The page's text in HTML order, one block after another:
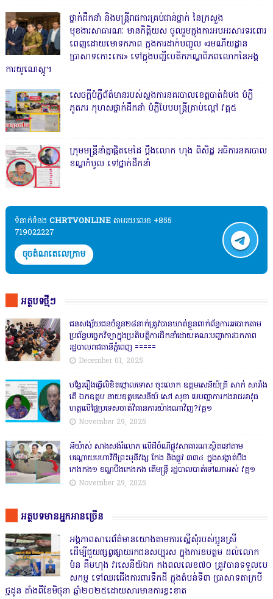
ថ្នាក់ដឹកនាំ និងមន្ត្រីរាជការគ្រប់ជាន់ថ្នាក់ នៃក្រសួង
មុខងារសាធារណៈ មានកិត្តិយស ចូលរួមក្នុងការអបអរសារទរពោរ
ពេញដោយមោទកភាព ក្នុងការដាក់បញ្ចូល «រមណីយដ្ឋាន
ប្រាសាទកោះកេរ» ទៅក្នុងបញ្ជីបេតិកភណ្ឌពិភពលោកនៃអង្គ
ការយូណេស្កូ។
សេចក្តីបំភ្លឺព័ត៌មានរបស់ស្នងការនគរបាលខេត្តបាត់ដំបង បំភ្លឺ
ភូតភរ កុហសថ្នាក់ដឹកនាំ បំភ្លឺបែបបន្ត្រីគ្រាប់ល្ពៅ វគ្គ៥
ក្រុមមន្ត្រីនាំគ្នាផ្ដិតមេដៃ ប្ដឹងលោក ហុង ពិសិដ្ឋ អធិការនគរបាល
ខណ្ឌកំបូល ទៅថ្នាក់ដឹកនាំ
ទំនាក់ទំនង​​ CHRTVONLINE តាមរយៈលេខ +855
719022227
ចុចតំណតេលេក្រាម
អត្ថបទថ្មីៗ
ជនសង្ស័យជនចំនួន២៨នាក់ត្រូវបានឃាត់ខ្លួនពាក់ព័ន្ធការឆបោកតាម
ប្រព័ន្ធបច្ចេកវិទ្យាក្នុងប្រតិបត្តិការដឹកនាំដោយគណៈបញ្ជាការឯកភាព
រដ្ឋបាលរាជធានីភ្នំពេញ ‎=====
December 01, 2025
បង្វែររឿងធ្វើលិខិតថ្កោលទោស ចុះលោក ឧត្តមសេនីយ៍ត្រី សាក់ សារាំង
តើ ឯកឧត្តម នាយឧត្តមសេនីយ៍ សៅ សុខា មេបញ្ជាការកងរាជអាវុធ
ហត្ថលើផ្ទៃប្រទេសចាត់វិធានការយ៉ាងណាវិញ?វគ្គ១
November 29, 2025
អីយ៉ាស់ សាងសង់រំលោភ លើដីចំណីផ្លូវសាធារណៈស្ថិតនៅតាម
បណ្ដោយមហាវិថីព្រះមុនីវង្ស កែង និងផ្លូវ ៣៣៤ ក្នុងសង្កាត់បឹង
កេងកង១ ខណ្ឌបឹងកេងកង តើមន្ត្រី រដ្ឋបាលបាត់ទៅណាអស់ វគ្គ១
November 29, 2025
អត្ថបទមានអ្នកអានច្រើន
អង្គភាពសារេព័ត៌មានយោងតាមការស្នើសុំរបស់ប្អូនស្រី
ដើម្បីជួយផ្សព្វផ្សាយរកជនសប្បុរស ក្នុងការឧបត្ថម ដល់លោក
ម៉ន គឹមហុង វរសេនីយ៍ឯក កងពលលេខ៧០ ត្រូវបានទទួលបេ
សកម្ម ទៅឈរជើងការពារទឹកដី ក្នុងតំបន់ទី៣ ប្រាសាទតាក្របី
ថ្មដូន តាំងពីខែមិថុនា ឆ្នាំ២០២៥ដោយសារមានការខ្វះខាត